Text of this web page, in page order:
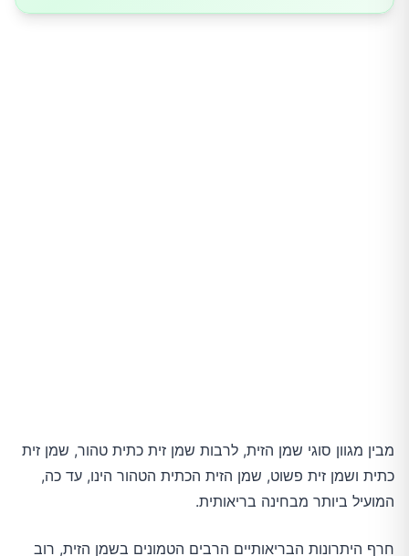
מבין מגוון סוגי שמן הזית, לרבות שמן זית כתית טהור, שמן זית
כתית ושמן זית פשוט, שמן הזית הכתית הטהור הינו, עד כה,
המועיל ביותר מבחינה בריאותית.
חרף היתרונות הבריאותיים הרבים הטמונים בשמן הזית, רוב